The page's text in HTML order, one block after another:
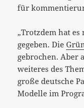
für
„Trotzdem hat
gegeben. Die
gebrochen. Aber
weiteres des
große deutsche
Modelle im